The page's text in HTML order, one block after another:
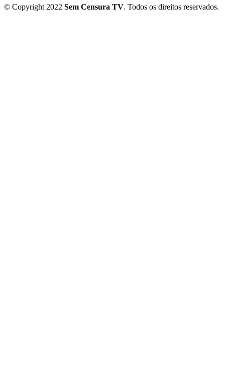
© Copyright 2022 Sem Censura TV. Todos os direitos reservados.